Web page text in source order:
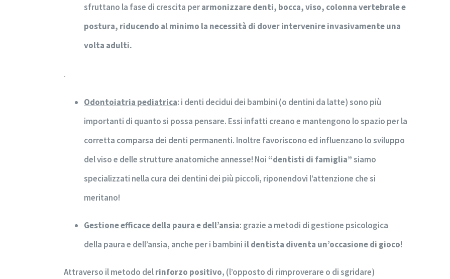
sfruttano la fase di crescita perarmonizzare denti, bocca, viso, colonna vertebrale e
postura, riducendo al minimo la necessità di dover intervenire invasivamente una
volta adulti.
Odontoiatria pediatrica: i denti decidui dei bambini (o dentini da latte) sono più
importanti di quanto si possa pensare. Essi infatti creano e mantengono lo spazio per la
corretta comparsa dei denti permanenti. Inoltre favoriscono ed influenzano lo sviluppo
del viso e delle strutture anatomiche annesse! Noi “dentisti di famiglia”siamo
specializzati nella cura dei dentini dei più piccoli, riponendovi l’attenzione che si
meritano!
Gestione efficace della paura e dell’ansia: grazie a metodi di gestione psicologica
della paura e dell’ansia, anche per i bambini il dentista diventa un’occasione di gioco!
Attraverso il metodo delrinforzo positivo, (l’opposto di rimproverare o di sgridare)